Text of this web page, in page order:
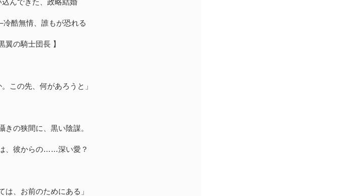
酷無情、誰もが恐れる
黒翼の騎士団長 】
。この先、何があろうと」
きの狭間に、黒い陰謀。
、彼からの……深い愛？
は、お前のためにある」